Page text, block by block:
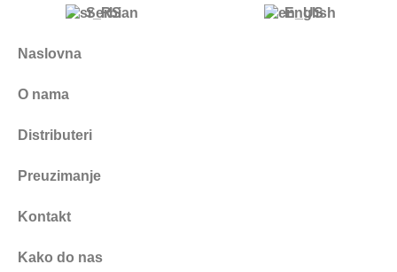
Serbian English
Naslovna
O nama
Distributeri
Preuzimanje
Kontakt
Kako do nas